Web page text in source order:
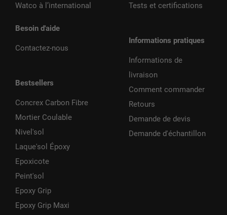
Watco à l’international
Besoin d'aide
Contactez-nous
Bestsellers
Concrex Carbon Fibre
Mortier Coulable
Nivel'sol
Laque'sol Époxy
Epoxicote
Peint'sol
Epoxy Grip
Epoxy Grip Maxi
Tests et certifications
Informations pratiques
Informations de
livraison
Comment commander
Retours
Demande de devis
Demande d'échantillon